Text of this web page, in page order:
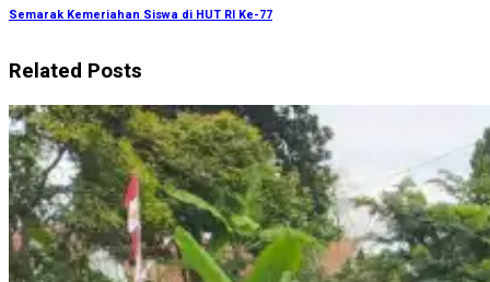
Semarak Kemeriahan Siswa di HUT RI Ke-77
Related Posts